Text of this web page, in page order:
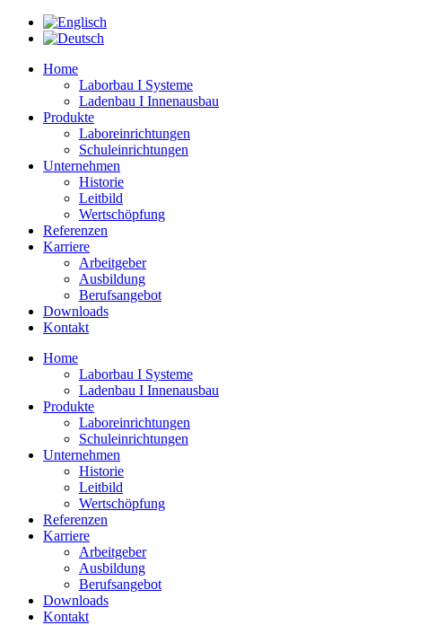
Zum
Inhalt
Home
Laborbau I Systeme
Ladenbau I Innenausbau
Produkte
Laboreinrichtungen
Schuleinrichtungen
Unternehmen
Historie
Leitbild
Wertschöpfung
Referenzen
Karriere
Arbeitgeber
Ausbildung
Berufsangebot
Downloads
Kontakt
Home
Laborbau I Systeme
Ladenbau I Innenausbau
Produkte
Laboreinrichtungen
Schuleinrichtungen
Unternehmen
Historie
Leitbild
Wertschöpfung
Referenzen
Karriere
Arbeitgeber
Ausbildung
Berufsangebot
Downloads
Kontakt